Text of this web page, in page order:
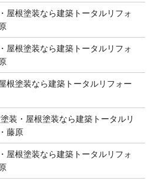
屋根塗装なら建築トータルリフォ
屋根塗装なら建築トータルリフォ
根塗装なら建築トータルリフォー
装・屋根塗装なら建築トータルリ
藤原
屋根塗装なら建築トータルリフォ